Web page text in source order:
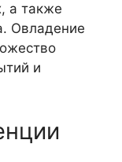
а также
Овладение
и